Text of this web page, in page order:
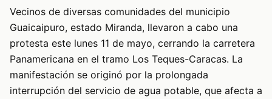
Vecinos de diversas comunidades del municipio
Guaicaipuro, estado Miranda, llevaron a cabo una
protesta este lunes 11 de mayo, cerrando la carretera
Panamericana en el tramo Los Teques-Caracas. La
manifestación se originó por la prolongada
interrupción del servicio de agua potable, que afecta a